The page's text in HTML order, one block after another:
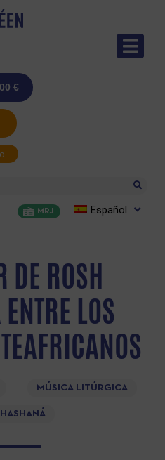
€
MRJ Español
DE ROSH
LOS
MÚSICA LITÚRGICA